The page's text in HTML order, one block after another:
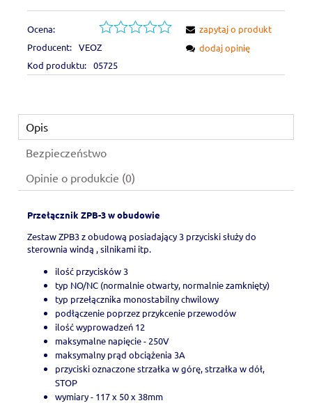
Ocena:
Producent: VEOZ
Kod produktu: 05725
zapytaj o produkt
dodaj opinię
Opis
Bezpieczeństwo
Opinie o produkcie (0)
Przełącznik ZPB-3 w obudowie
Zestaw ZPB3 z obudową posiadający 3 przyciski służy do
sterownia windą , silnikami itp.
ilość przycisków 3
typ NO/NC (normalnie otwarty, normalnie zamknięty)
typ przełącznika monostabilny chwilowy
podłączenie poprzez przykcenie przewodów
ilość wyprowadzeń 12
maksymalne napięcie - 250V
maksymalny prąd obciążenia 3A
przyciski oznaczone strzałka w górę, strzałka w dół,
STOP
wymiary - 117 x 50 x 38mm